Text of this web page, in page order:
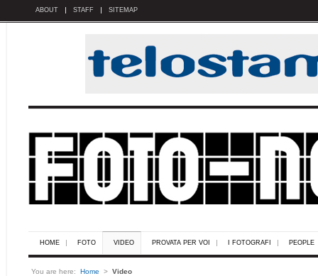
ABOUT STAFF SITEMAP
HOME FOTO VIDEO PROVATA PER VOI I FOTOGRAFI PEOPLE
You are here: Home > Video